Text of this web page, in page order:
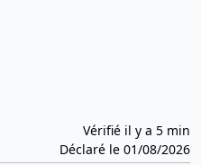
Vérifié il y a 5 min
Déclaré le 01/08/2026